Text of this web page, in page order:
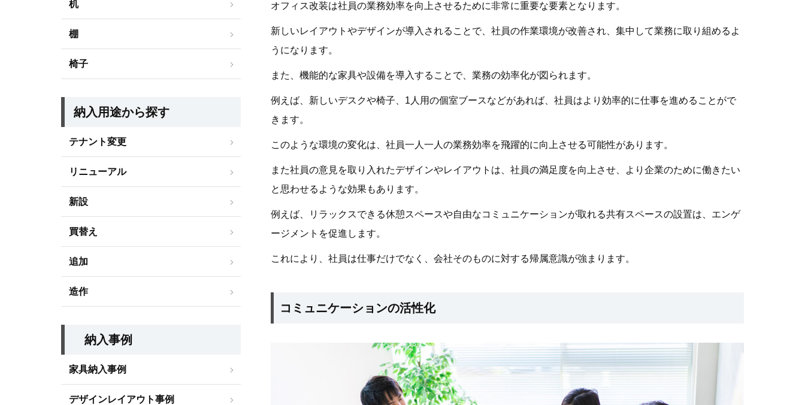
オフィス改装は社員の業務効率を向上させるために非常に重要な要素となります。
新しいレイアウトやデザインが導入されることで、社員の作業環境が改善され、集中して業務に取り組めるよ
うになります。
また、機能的な家具や設備を導入することで、業務の効率化が図られます。
例えば、新しいデスクや椅子、1人用の個室ブースなどがあれば、社員はより効率的に仕事を進めることがで
きます。
このような環境の変化は、社員一人一人の業務効率を飛躍的に向上させる可能性があります。
また社員の意見を取り入れたデザインやレイアウトは、社員の満足度を向上させ、より企業のために働きたい
と思わせるような効果もあります。
例えば、リラックスできる休憩スペースや自由なコミュニケーションが取れる共有スペースの設置は、エンゲ
ージメントを促進します。
これにより、社員は仕事だけでなく、会社そのものに対する帰属意識が強まります。
コミュニケーションの活性化
机
棚
椅子
納入用途から探す
テナント変更
リニューアル
新設
買替え
追加
造作
納入事例
家具納入事例
デザインレイアウト事例